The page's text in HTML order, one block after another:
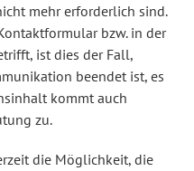
mehr erforderlich sind.
bzw. in der
ist dies der Fall,
beendet ist, es
kommt auch
zu.
die Möglichkeit, die